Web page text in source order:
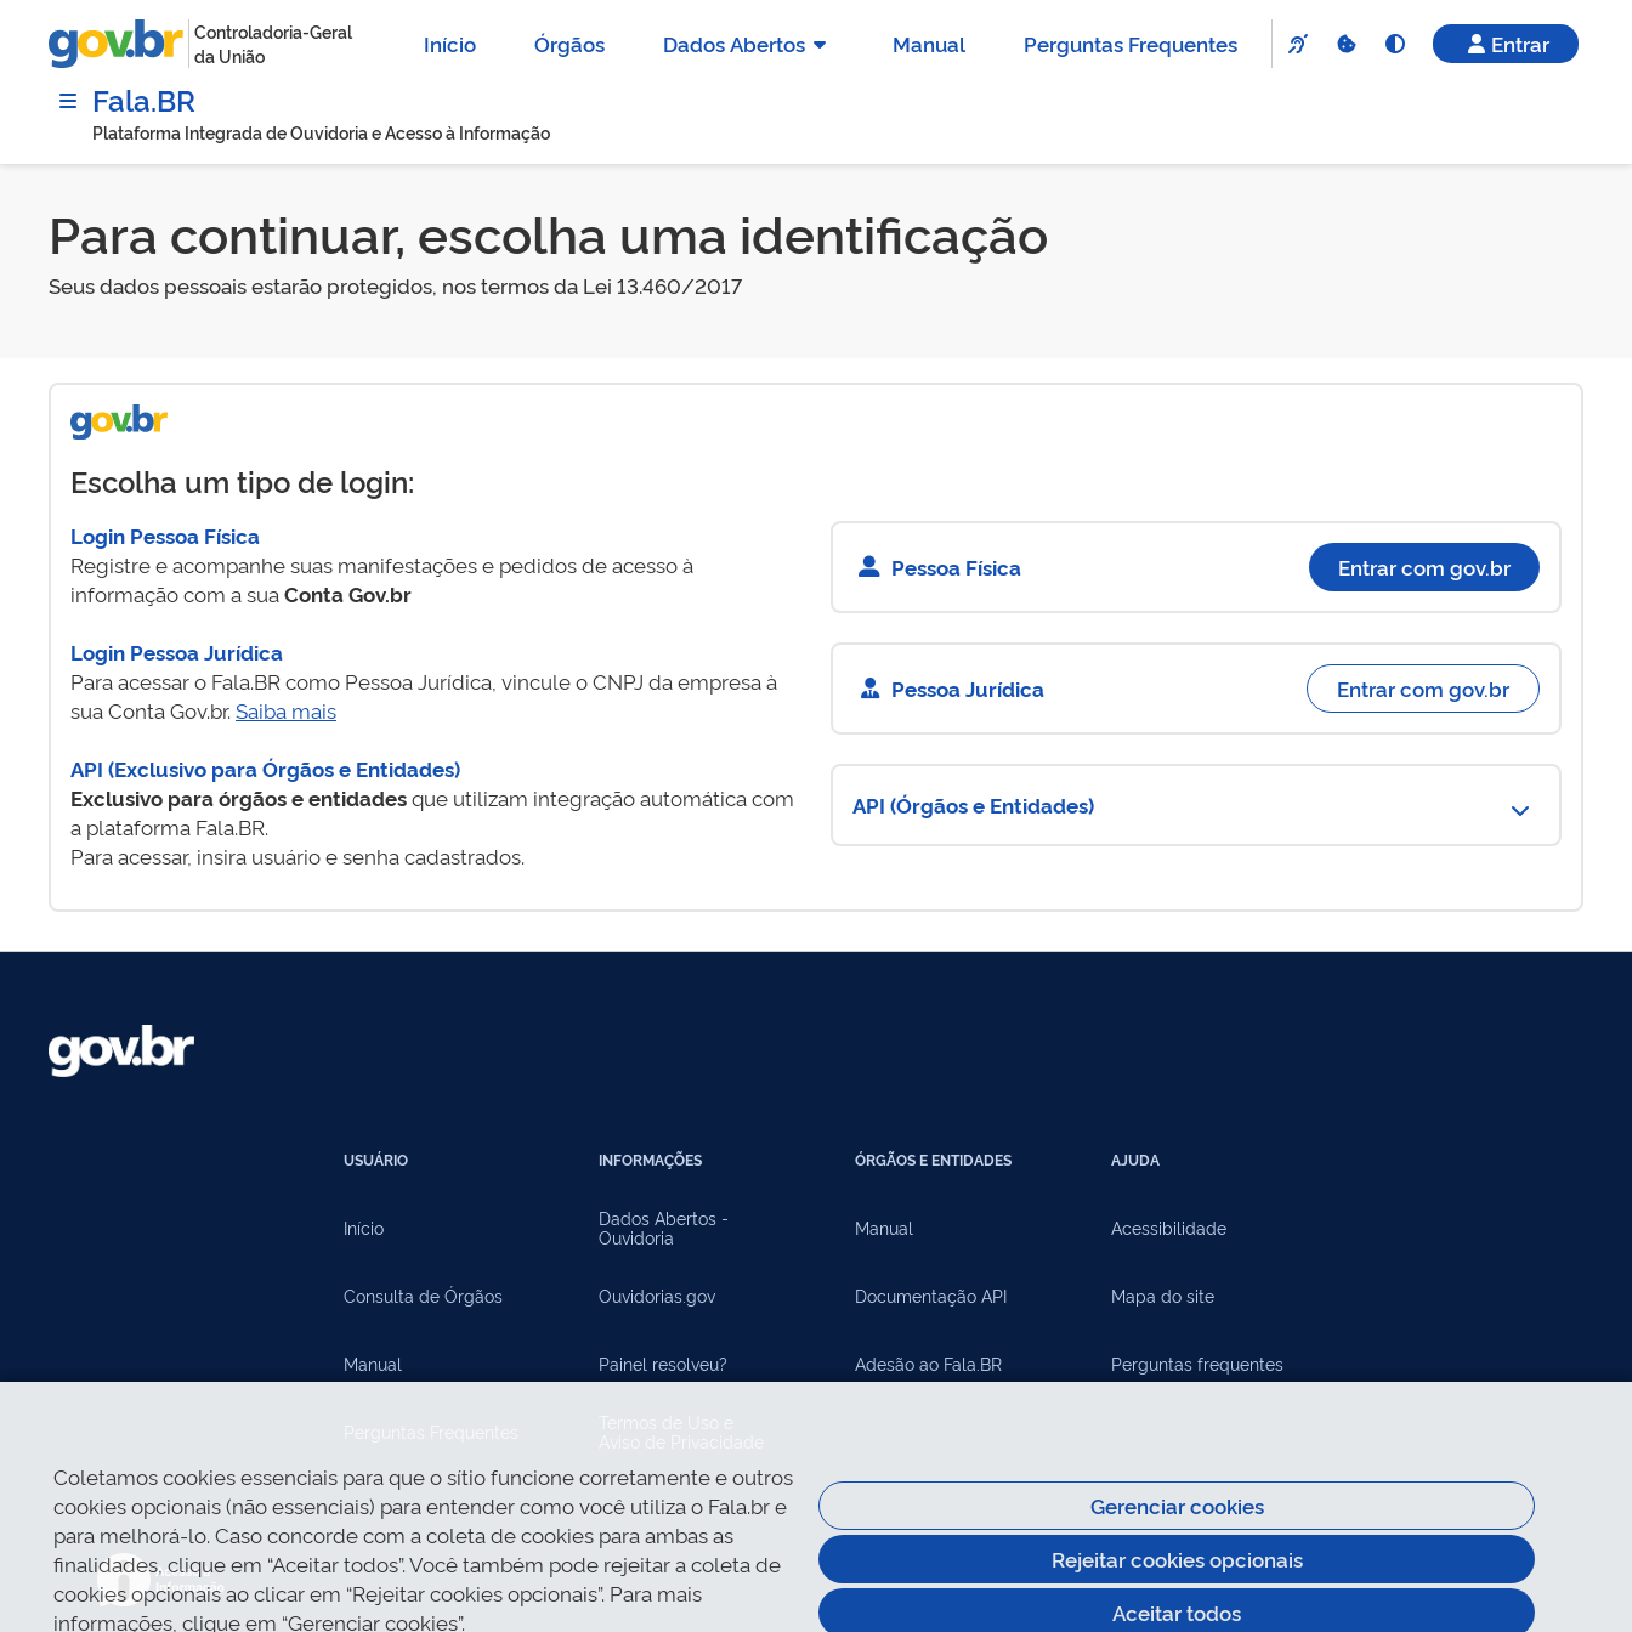
Controladoria-Geral
da União
Início Órgãos Dados Abertos Manual Perguntas Frequentes Entrar
Fala.BR
Plataforma Integrada de Ouvidoria e Acesso à Informação
Para continuar, escolha uma identificação
Seus dados pessoais estarão protegidos, nos termos da Lei 13.460/2017
Escolha um tipo de login:
Login Pessoa Física
Registre e acompanhe suas manifestações e pedidos de acesso à
informação com a suaConta Gov.br
Login Pessoa Jurídica
Para acessar o Fala.BR como Pessoa Jurídica, vincule o CNPJ da empresa à
sua Conta Gov.br. Saiba mais
API (Exclusivo para Órgãos e Entidades)
Exclusivo para órgãos e entidadesque utilizam integração automática com
a plataforma Fala.BR.
Para acessar, insira usuário e senha cadastrados.
Pessoa Física Entrar com gov.br
Pessoa Jurídica Entrar com gov.br
API (Órgãos e Entidades)
USUÁRIO
Início
Consulta de Órgãos
Manual
INFORMAÇÕES
Dados Abertos -
Ouvidoria
Ouvidorias.gov
Painel resolveu?
ÓRGÃOS E ENTIDADES
Manual
Documentação API
Adesão ao Fala.BR
AJUDA
Acessibilidade
Mapa do site
Perguntas frequentes
Coletamos cookies essenciais para que o sítio funcione corretamente e outros
cookies opcionais (não essenciais) para entender como você utiliza o Fala.br e
para melhorá-lo. Caso concorde com a coleta de cookies para ambas as
finalidades, clique em “Aceitar todos”. Você também pode rejeitar a coleta de
cookies opcionais ao clicar em “Rejeitar cookies opcionais”. Para mais
informações, clique em “Gerenciar cookies”.
Gerenciar cookies
Rejeitar cookies opcionais
Aceitar todos